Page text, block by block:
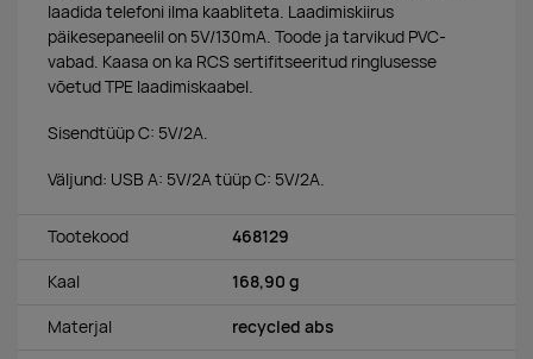
laadida telefoni ilma kaabliteta. Laadimiskiirus
päikesepaneelil on 5V/130mA. Toode ja tarvikud PVC-
vabad. Kaasa on ka RCS sertifitseeritud ringlusesse
võetud TPE laadimiskaabel.
Sisendtüüp C: 5V/2A.
Väljund: USB A: 5V/2A tüüp C: 5V/2A.
Tootekood 468129
Kaal 168,90 g
Materjal recycled abs